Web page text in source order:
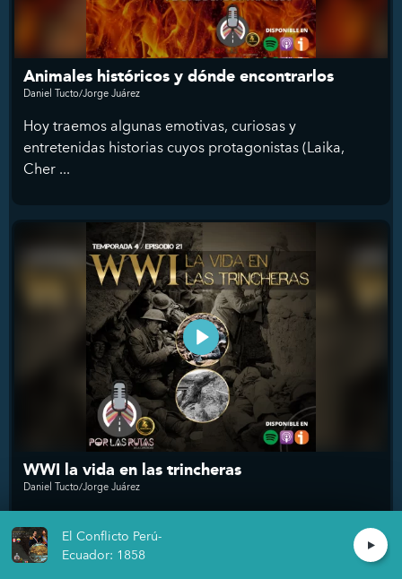
Animales históricos y dónde encontrarlos
Daniel Tucto/Jorge Juárez
Hoy traemos algunas emotivas, curiosas y
entretenidas historias cuyos protagonistas (Laika,
Cher ...
WWI la vida en las trincheras
Daniel Tucto/Jorge Juárez
Primera Guerra Mundial, 4 años del horror ...
El Conflicto Perú-
Ecuador: 1858